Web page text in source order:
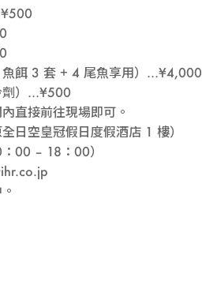
魚餌 3 套 + 4 尾魚享用）…¥4,000
劑）…¥500
直接前往現場即可。
日空皇冠假日度假酒店 1 樓）
00 – 18：00）